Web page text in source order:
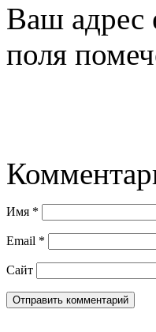
Ваш адрес
поля
Имя *
Email *
Сайт